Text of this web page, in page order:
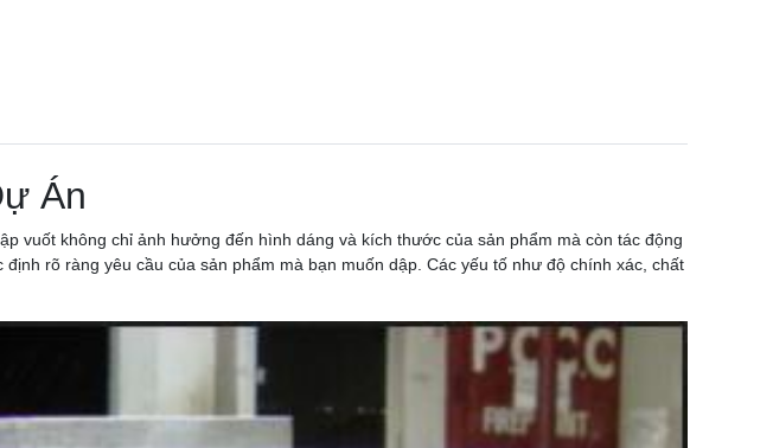
Án
vuốt không chỉ ảnh hưởng đến hình dáng và kích thước của sản phẩm mà còn tác động
rõ ràng yêu cầu của sản phẩm mà bạn muốn dập. Các yếu tố như độ chính xác, chất